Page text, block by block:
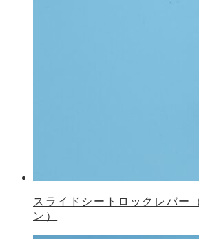
スライドシートロックレバー
ン）